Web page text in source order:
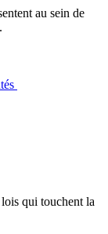
au sein de
qui touchent la